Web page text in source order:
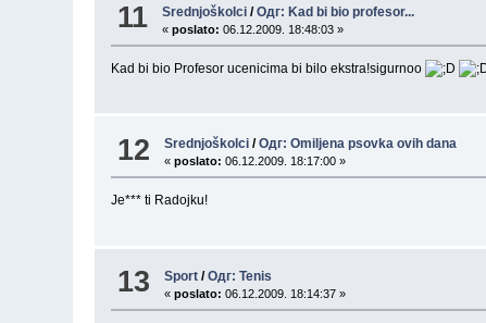
11 Srednjoškolci /Одг: Kad bi bio profesor...
«poslato: 06.12.2009. 18:48:03 »
Kad bi bio Profesor ucenicima bi bilo ekstra!sigurnoo
12 Srednjoškolci /Одг: Omiljena psovka ovih dana
«poslato: 06.12.2009. 18:17:00 »
Je*** ti Radojku!
13 Sport /Одг: Tenis
«poslato: 06.12.2009. 18:14:37 »